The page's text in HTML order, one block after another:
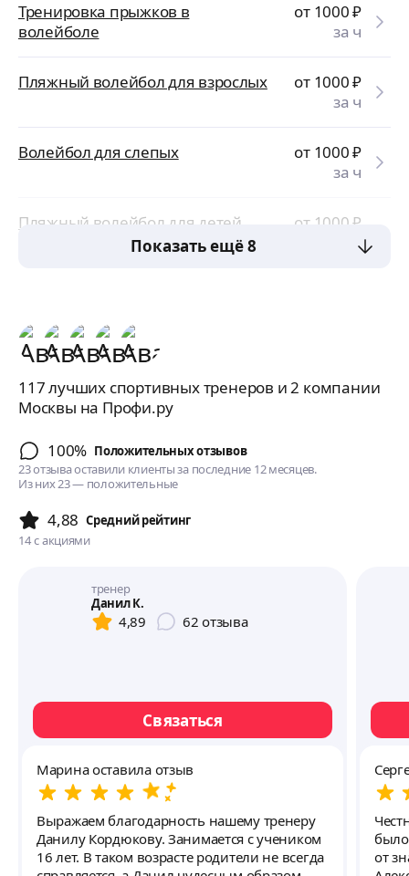
Тренировка прыжков в
волейболе
от 1000₽
за ч
Пляжный волейбол для взрослых от 1000₽
за ч
Волейбол для слепых от 1000₽
за ч
Пляжный волейбол для детей от 1000₽
за ч
Показать ещё 8
117 лучших спортивных тренеров и 2 компании
Москвы на Профи.ру
100% Положительных отзывов
23 отзыва оставили клиенты за последние 12 месяцев.
Из них 23 — положительные
4,88 Cредний рейтинг
14 с акциями
тренер
Данил К.
4,89 62 отзыва
Связаться
Марина оставила отзыв
Выражаем благодарность нашему тренеру
Данилу Кордюкову. Занимается с учеником
16 лет. В таком возрасте родители не всегда
было
от